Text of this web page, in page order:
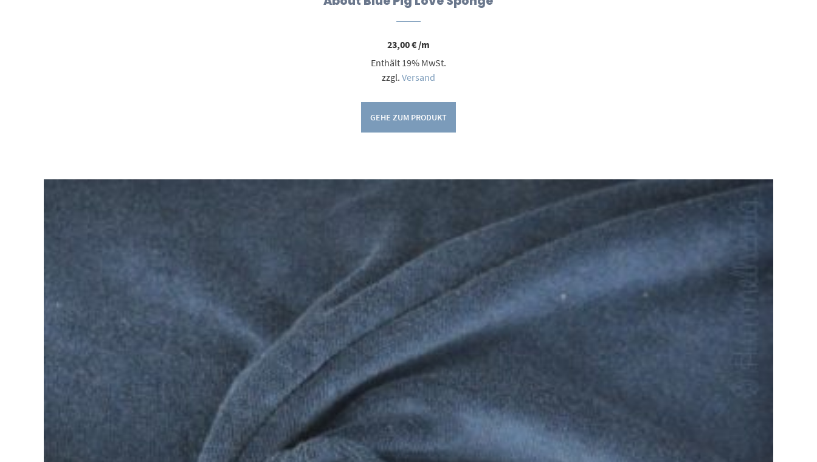
23,00€/m
Enthält 19% MwSt.
zzgl. Versand
GEHE ZUM PRODUKT